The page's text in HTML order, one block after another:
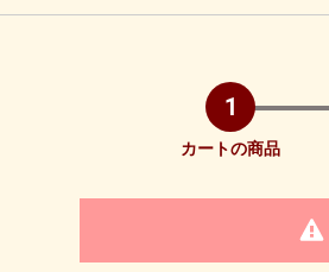
1
カートの商品